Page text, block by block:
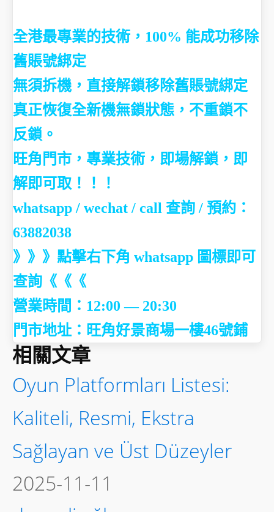
全港最專業的技術，100% 能成功移除
舊賬號綁定
無須拆機，直接解鎖移除舊賬號綁定
真正恢復全新機無鎖狀態，不重鎖不
反鎖。
旺角門市，專業技術，即場解鎖，即
解即可取！！！
whatsapp / wechat / call 查詢 / 預約：
63882038
》》》點擊右下角 whatsapp 圖標即可
查詢《《《
營業時間：12:00 — 20:30
門市地址： 旺角好景商場一樓46號鋪
相關文章
Oyun Platformları Listesi:
Kaliteli, Resmi, Ekstra
Sağlayan ve Üst Düzeyler
2025-11-11